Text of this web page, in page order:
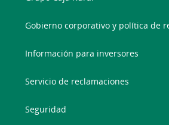
Gobierno corporativo y política de
Información para inversores
Servicio de reclamaciones
Seguridad